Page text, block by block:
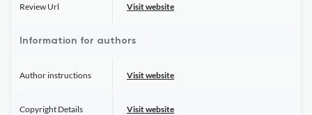
Review Url Visit website
Information for authors
Author instructions Visit website
Copyright Details Visit website